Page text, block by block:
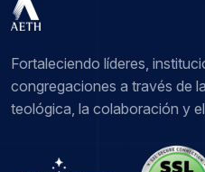
Fortaleciendo líderes,
congregaciones a través de
teológica, la colaboración y